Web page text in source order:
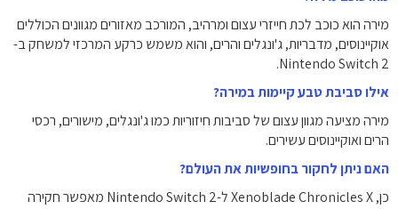
מירה הוא כוכב לכת חייזרי עצום ומרהיב, המורכב מאזורים מגוונים הכוללים
אוקיינוסים, מדבריות, ג'ונגלים והרים, והוא משמש כרקע המרכזי למשחק ב-
Nintendo Switch 2.
אילו סביבת טבע קיימות במירה?
מירה מציעה מגוון עצום של סביבות חיזוריות כמו ג'ונגלים, מישורים, רכסי
הרים ואוקיינוסים עשירים.
האם ניתן לחקור בחופשיות את העולם?
כן, Xenoblade Chronicles X ל-Nintendo Switch 2 מאפשר חקירה